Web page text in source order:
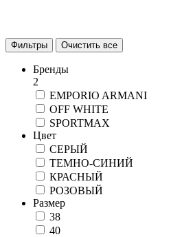
Фильтры Очистить все
Бренды
2
EMPORIO ARMANI
OFF WHITE
SPORTMAX
Цвет
СЕРЫЙ
ТЕМНО-СИНИЙ
КРАСНЫЙ
РОЗОВЫЙ
Размер
38
40